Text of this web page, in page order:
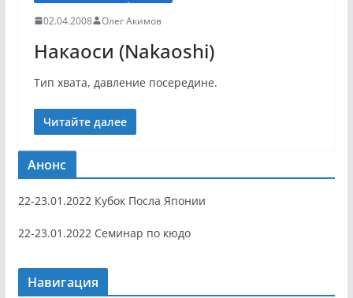
02.04.2008 Олег Акимов
Накаоси (Nakaoshi)
Тип хвата, давление посередине.
Читайте далее
Анонс
22-23.01.2022 Кубок Посла Японии
22-23.01.2022 Семинар по кюдо
Навигация